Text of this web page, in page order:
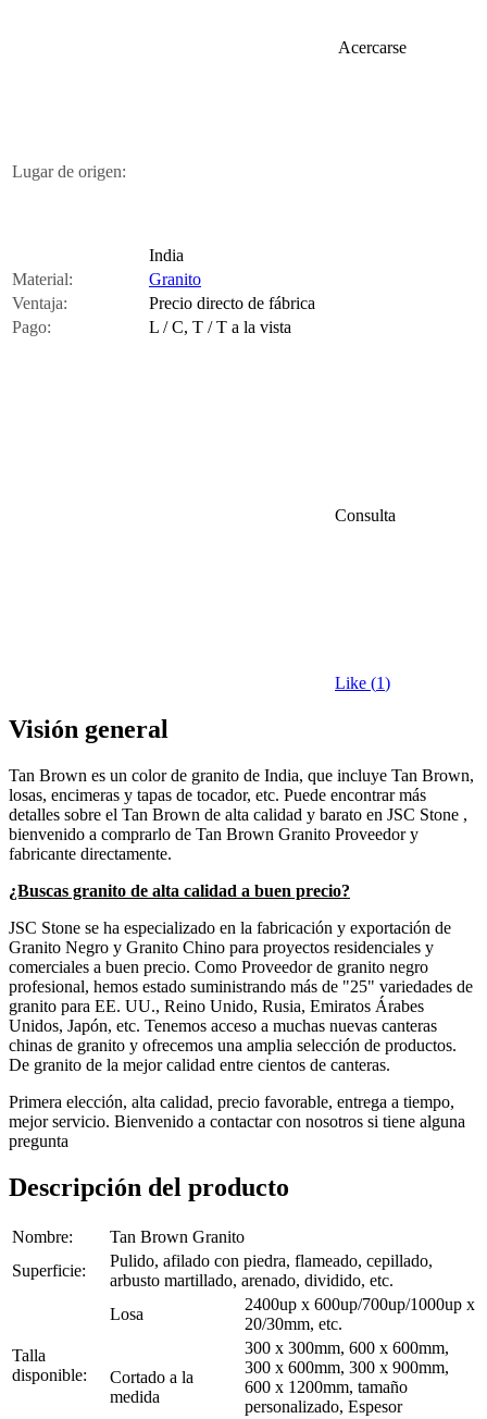
Acercarse
Lugar de origen:
India
Material:
Granito
Ventaja:
Precio directo de fábrica
Pago:
L / C, T / T a la vista
Consulta
Like (1)
Visión general
Tan Brown es un color de granito de India, que incluye Tan Brown,
losas, encimeras y tapas de tocador, etc. Puede encontrar más
detalles sobre el Tan Brown de alta calidad y barato en JSC Stone ,
bienvenido a comprarlo de Tan Brown Granito Proveedor y
fabricante directamente.
¿Buscas granito de alta calidad a buen precio?
JSC Stone se ha especializado en la fabricación y exportación de
Granito Negro y Granito Chino para proyectos residenciales y
comerciales a buen precio. Como Proveedor de granito negro
profesional, hemos estado suministrando más de "25" variedades de
granito para EE. UU., Reino Unido, Rusia, Emiratos Árabes
Unidos, Japón, etc. Tenemos acceso a muchas nuevas canteras
chinas de granito y ofrecemos una amplia selección de productos.
De granito de la mejor calidad entre cientos de canteras.
Primera elección, alta calidad, precio favorable, entrega a tiempo,
mejor servicio. Bienvenido a contactar con nosotros si tiene alguna
pregunta
Descripción del producto
Nombre:
Tan Brown Granito
Superficie:
Pulido, afilado con piedra, flameado, cepillado,
arbusto martillado, arenado, dividido, etc.
Talla
disponible:
Losa
2400up x 600up/700up/1000up x
20/30mm, etc.
Cortado a la
medida
300 x 300mm, 600 x 600mm,
300 x 600mm, 300 x 900mm,
600 x 1200mm, tamaño
personalizado, Espesor